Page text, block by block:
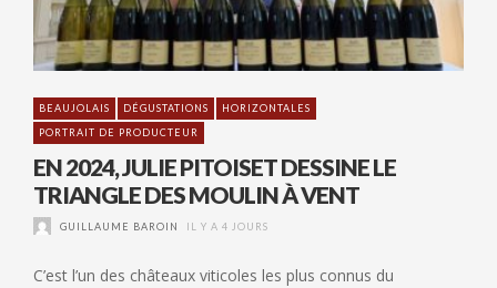
BEAUJOLAIS DÉGUSTATIONS
HORIZONTALES
PORTRAIT DE PRODUCTEUR
EN 2024, JULIE PITOISET DESSINE LE
TRIANGLE DES MOULIN À VENT
GUILLAUME BAROIN IL Y A 4 JOURS
C’est l’un des châteaux viticoles les plus connus du